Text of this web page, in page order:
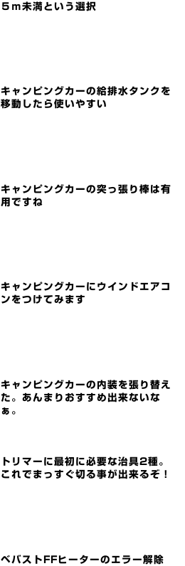
５ｍ未満という選択
キャンピングカーの給排水タンクを
移動したら使いやすい
キャンピングカーの突っ張り棒は有
用ですね
キャンピングカーにウインドエアコ
ンをつけてみます
キャンピングカーの内装を張り替え
た。あんまりおすすめ出来ないな
ぁ。
トリマーに最初に必要な治具2種。
これでまっすぐ切る事が出来るぞ！
ベバストFFヒーターのエラー解除